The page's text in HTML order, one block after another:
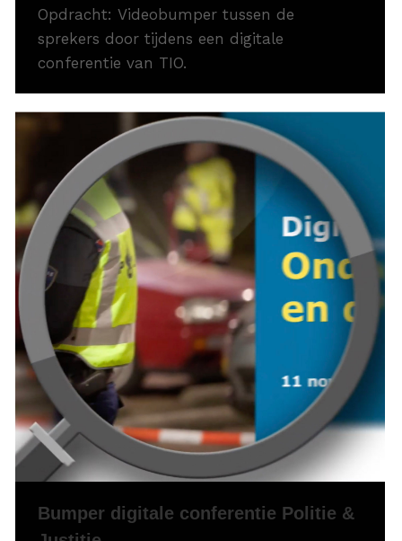
Opdracht: Videobumper tussen de
sprekers door tijdens een digitale
conferentie van TIO.
Bumper digitale conferentie Politie &